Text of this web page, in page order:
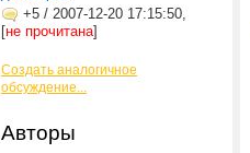
+5 / 2007-12-20 17:15:50,
[не прочитана]
Создать аналогичное
обсуждение...
Авторы